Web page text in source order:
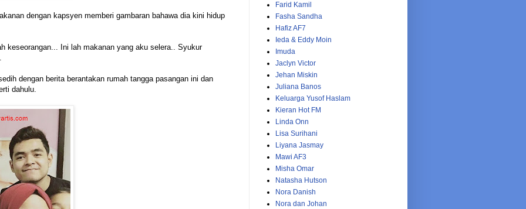
dengan kapsyen memberi gambaran bahawa dia kini hidup
keseorangan... Ini lah makanan yang aku selera.. Syukur
dengan berita berantakan rumah tangga pasangan ini dan
dahulu.
Farid Kamil
Fasha Sandha
Hafiz AF7
Ieda & Eddy Moin
Imuda
Jaclyn Victor
Jehan Miskin
Juliana Banos
Keluarga Yusof Haslam
Kieran Hot FM
Linda Onn
Lisa Surihani
Liyana Jasmay
Mawi AF3
Misha Omar
Natasha Hutson
Nora Danish
Nora dan Johan